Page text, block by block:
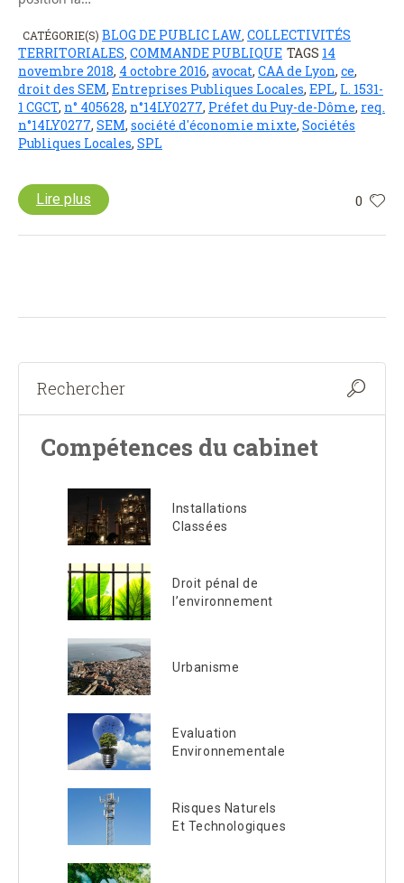
CATÉGORIE(S) BLOG DE PUBLIC LAW, COLLECTIVITÉS
TERRITORIALES, COMMANDE PUBLIQUE TAGS 14
novembre 2018, 4 octobre 2016, avocat, CAA de Lyon, ce,
droit des SEM, Entreprises Publiques Locales, EPL, L. 1531-
1 CGCT, n° 405628, n°14LY0277, Préfet du Puy-de-Dôme, req.
n°14LY0277, SEM, société d'économie mixte, Sociétés
Publiques Locales, SPL
0
Lire plus
Compétences du cabinet
Installations
Classées
Droit pénal de
l’environnement
Urbanisme
Evaluation
Environnementale
Risques Naturels
Et Technologiques